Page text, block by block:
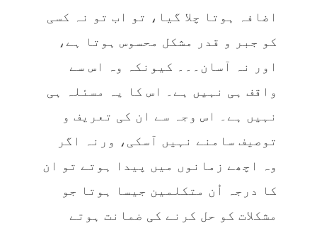
اضافہ ہوتا چلا گیا، تو اب تو نہ کسی
کو جبر و قدر مشکل محسوس ہوتا ہے،
اور نہ آسان۔۔۔ کیونکہ وہ اس سے
واقف ہی نہیں ہے۔ اس کا یہ مسئلہ ہی
نہیں ہے۔ اس وجہ سے ان کی تعریف و
توصیف سامنے نہیں آسکی، ورنہ اگر
وہ اچھے زمانوں میں پیدا ہوتے تو ان
کا درجہ اُن متکلمین جیسا ہوتا جو
مشکلات کو حل کرنے کی ضمانت ہوتے